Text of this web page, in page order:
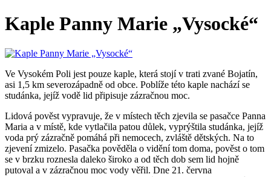
Kaple Panny Marie „Vysocké“
Ve Vysokém Poli jest pouze kaple, která stojí v trati zvané Bojatín,
asi 1,5 km severozápadně od obce. Poblíže této kaple nachází se
studánka, jejíž vodě lid připisuje zázračnou moc.
Lidová pověst vypravuje, že v místech těch zjevila se pasačce Panna
Maria a v místě, kde vytlačila patou důlek, vyprýštila studánka, jejíž
voda prý zázračně pomáhá při nemocech, zvláště dětských. Na to
zjevení zmizelo. Pasačka pověděla o vidění tom doma, pověst o tom
se v brzku roznesla daleko široko a od těch dob sem lid hojně
putoval a v zázračnou moc vody věřil. Dne 21. června